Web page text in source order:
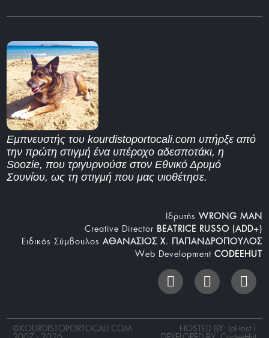
Εμπνευστής του kourdistoportocali.com υπήρξε από
την πρώτη στιγμή ένα υπέροχο αδεσποτάκι, η
Soozie, που τριγυρνούσε στον Εθνικό Δρυμό
Σουνίου, ως τη στιγμή που μας υιοθέτησε.
Iδρυτής WRONG MAN
Creative Director BEATRICE RUSSO (ADD+)
Ειδικός Σύμβουλος ΑΘΑΝΑΣΙΟΣ Χ. ΠΑΠΑΝΔΡΟΠΟΥΛΟΣ
Web Development CODEEHUT
©KOURDISTOPORTOCALI.COM HOSTED BY: IpHost |